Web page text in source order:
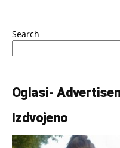
Search
Oglasi-
Izdvojeno